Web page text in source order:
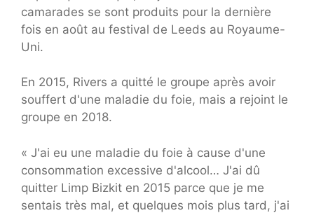
camarades se sont produits pour la dernière
fois en août au festival de Leeds au Royaume-
Uni.
En 2015, Rivers a quitté le groupe après avoir
souffert d'une maladie du foie, mais a rejoint le
groupe en 2018.
« J'ai eu une maladie du foie à cause d'une
consommation excessive d'alcool… J'ai dû
quitter Limp Bizkit en 2015 parce que je me
sentais très mal, et quelques mois plus tard, j'ai